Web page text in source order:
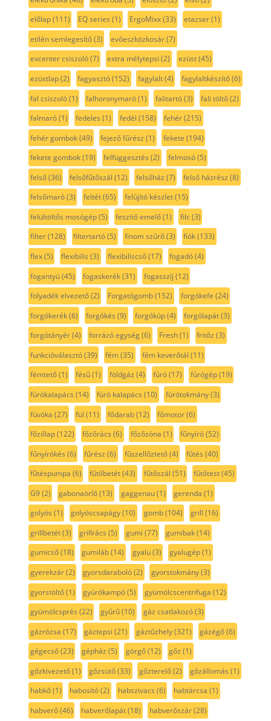
előlap(111) EQ series (1) ErgoMixx(33) etazser(1)
etilén semlegesítő(3) evőeszközkosár(7)
excenter csiszoló(7) extra mélytepsi (2) ezüst(45)
ezüstlap(2) fagyasztó(152) fagylalt(4) fagylaltkészítő(6)
fal csiszoló(1) falhoronymaró(1) falitartó(3) fali töltő(2)
falmaró(1) fedeles (1) fedél (158) fehér(215)
fehér gombok(49) fejező fűrész (1) fekete (194)
fekete gombok(19) felfüggesztés (2) felmosó(5)
felső(36) felsőfűtőszál (12) felsőház (7) felső házrész (8)
felsőmaró(3) feltét(65) felújító készlet(15)
felültöltős mosógép(5) feszítő emelő(1) filc(3)
filter(128) filtertartó(5) finom szűrő(3) fiók(133)
flex(5) flexibilis (3) flexibiliscső(17) fogadó(4)
fogantyú(45) fogaskerék(31) fogasszíj (12)
folyadék elvezető(2) Forgatógomb(152) forgókefe (24)
forgókerék(6) forgókés (9) forgókúp(4) forgólapát(3)
forgótányér(4) forrázó egység(6) Fresh(1) fritőz (3)
funkcióválasztó(39) fém(35) fém keverőtál (11)
fémtető(1) fésű(1) földgáz (4) fúró(17) fúrógép(19)
fúrókalapács (14) fúró kalapács (10) fúrótokmány(3)
fúvóka (27) fül (11) fődarab(12) főmotor(6)
főzőlap(122) főzőrács (6) főzőzóna (1) fűnyíró(52)
fűnyírókés (6) fűrész (6) fűszellőztető(4) fűtés (40)
fűtéspumpa (6) fűtőbetét(43) fűtőszál (51) fűtőtest(45)
G9(2) gabonaörlő(13) gaggenau(1) gerenda (1)
golyós (1) golyóscsapágy(10) gomb(104) grill (16)
grillbetét(3) grillrács (5) gumi (77) gumibak(14)
gumicső(18) gumiláb(14) gyalu(3) gyalugép(1)
gyerekzár(2) gyorsdaraboló(2) gyorstokmány(3)
gyorstöltő(1) gyúrókampó(5) gyümölcscentrifuga (12)
gyümölcsprés (22) gyűrű(10) gáz csatlakozó(3)
gázrózsa (17) gáztepsi (21) gáztűzhely(321) gázégő(6)
gégecső(23) gépház (5) görgő(12) gőz (1)
gőzkivezető(1) gőzsütő(33) gőzterelő(2) gőzállomás (1)
habkő(1) habosító(2) habszivacs (6) habtárcsa (1)
habverő(46) habverőlapát(18) habverőszár(28)